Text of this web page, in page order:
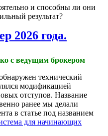
и способны ли они
результат?
2026 года.
с ведущим брокером
технический
модификацией
отступов. Название
ранее мы делали
в статье под названием
для начинающих